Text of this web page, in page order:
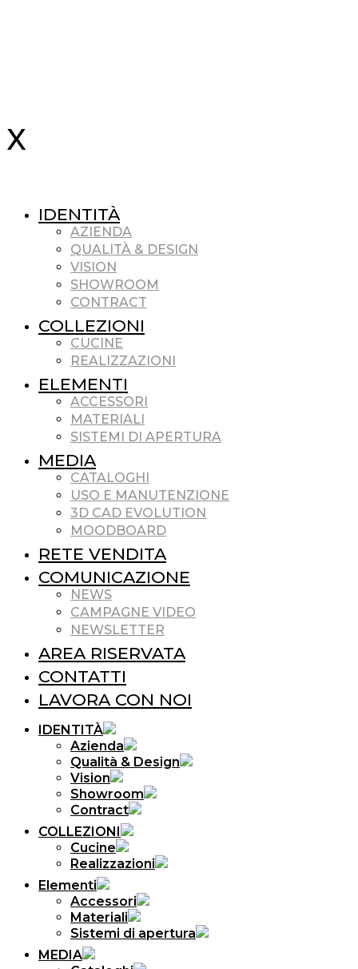
IDENTITÀ
AZIENDA
QUALITÀ & DESIGN
VISION
SHOWROOM
CONTRACT
COLLEZIONI
CUCINE
REALIZZAZIONI
ELEMENTI
ACCESSORI
MATERIALI
SISTEMI DI APERTURA
MEDIA
CATALOGHI
USO E MANUTENZIONE
3D CAD EVOLUTION
MOODBOARD
RETE VENDITA
COMUNICAZIONE
NEWS
CAMPAGNE VIDEO
NEWSLETTER
AREA RISERVATA
CONTATTI
LAVORA CON NOI
IDENTITÀ
Azienda
Qualità & Design
Vision
Showroom
Contract
COLLEZIONI
Cucine
Realizzazioni
Elementi
Accessori
Materiali
Sistemi di apertura
MEDIA